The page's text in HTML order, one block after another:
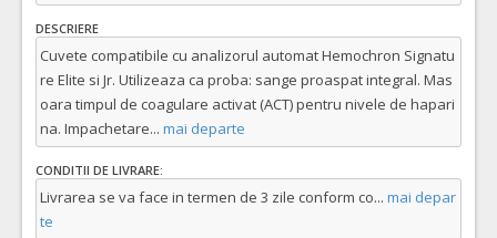
DESCRIERE
Cuvete compatibile cu analizorul automat Hemochron Signatu
re Elite si Jr. Utilizeaza ca proba: sange proaspat integral. Mas
oara timpul de coagulare activat (ACT) pentru nivele de hapari
na. Impachetare... mai departe
CONDITII DE LIVRARE:
Livrarea se va face in termen de 3 zile conform co... mai depar
te